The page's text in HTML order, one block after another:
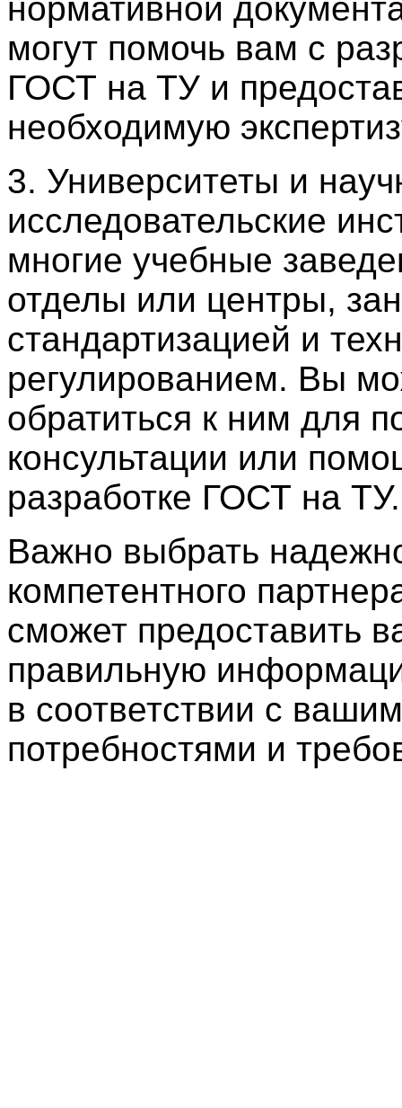
нормативной
могут помочь вам с
ГОСТ на ТУ и
необходимую
3. Университеты и
исследовательские
многие учебные
отделы или центры,
стандартизацией и
регулированием. Вы
обратиться к ним для
консультации или
разработке ГОСТ на ТУ.
Важно выбрать
компетентного
сможет предоставить
правильную
в соответствии с
потребностями и